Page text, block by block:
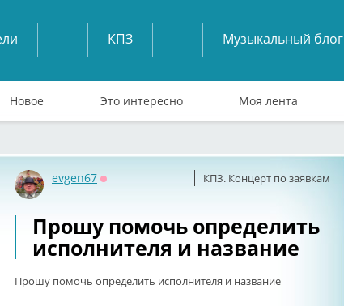
КПЗ Музыкальный блог
Новое Это интересно Моя лента
КПЗ. Концерт по заявкам
evgen67
Прошу помочь определить
исполнителя и название
Прошу помочь определить исполнителя и название